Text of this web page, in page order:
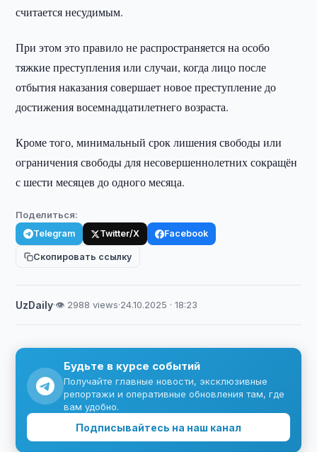
считается несудимым.
При этом это правило не распространяется на особо
тяжкие преступления или случаи, когда лицо после
отбытия наказания совершает новое преступление до
достижения восемнадцатилетнего возраста.
Кроме того, минимальный срок лишения свободы или
ограничения свободы для несовершеннолетних сокращён
с шести месяцев до одного месяца.
Поделиться:
Telegram Twitter/X Facebook
Скопировать ссылку
UzDaily·👁 2988 views·24.10.2025 · 18:23
Будьте в курсе событий
Получайте главные новости, эксклюзивные
репортажи и оперативные обновления там, где
вам удобно.
Подписывайтесь на наш канал